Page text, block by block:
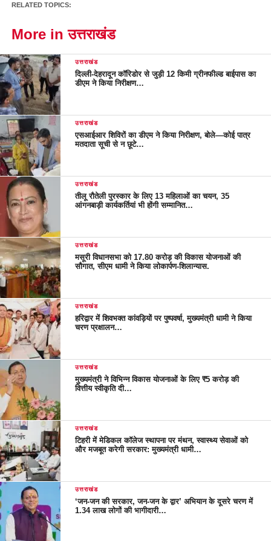
RELATED TOPICS:
More in उत्तराखंड
उत्तराखंड
दिल्ली-देहरादून कॉरिडोर से जुड़ी 12 किमी ग्रीनफील्ड बाईपास का
डीएम ने किया निरीक्षण…
उत्तराखंड
एसआईआर शिविरों का डीएम ने किया निरीक्षण, बोले—कोई पात्र
मतदाता सूची से न छूटे…
उत्तराखंड
तीलू रौतेली पुरस्कार के लिए 13 महिलाओं का चयन, 35
आंगनबाड़ी कार्यकर्तियां भी होंगी सम्मानित…
उत्तराखंड
मसूरी विधानसभा को 17.80 करोड़ की विकास योजनाओं की
सौगात, सीएम धामी ने किया लोकार्पण-शिलान्यास.
उत्तराखंड
हरिद्वार में शिवभक्त कांवड़ियों पर पुष्पवर्षा, मुख्यमंत्री धामी ने किया
चरण प्रक्षालन…
उत्तराखंड
मुख्यमंत्री ने विभिन्न विकास योजनाओं के लिए ₹5 करोड़ की
वित्तीय स्वीकृति दी…
उत्तराखंड
टिहरी में मेडिकल कॉलेज स्थापना पर मंथन, स्वास्थ्य सेवाओं को
और मजबूत करेगी सरकार: मुख्यमंत्री धामी…
उत्तराखंड
‘जन-जन की सरकार, जन-जन के द्वार’ अभियान के दूसरे चरण में
1.34 लाख लोगों की भागीदारी…